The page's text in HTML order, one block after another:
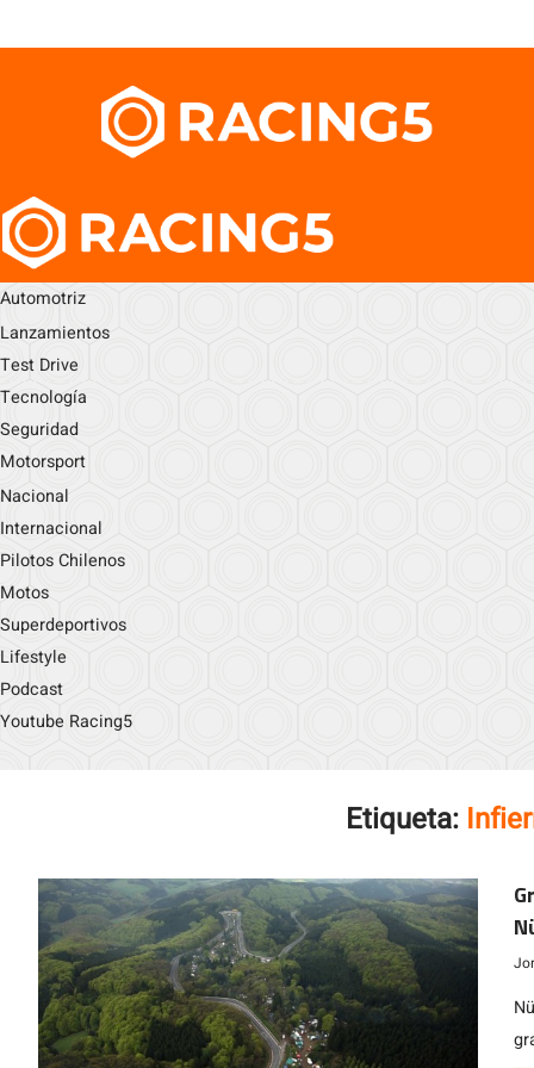
Automotriz
Lanzamientos
Test Drive
Tecnología
Seguridad
Motorsport
Nacional
Internacional
Pilotos Chilenos
Motos
Superdeportivos
Lifestyle
Podcast
Youtube Racing5
Etiqueta: